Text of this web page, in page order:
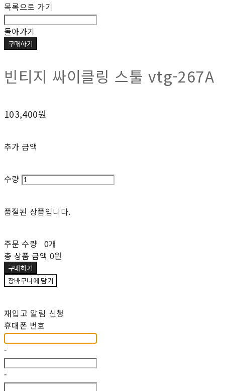
목록으로 가기
돌아가기
구매하기
빈티지 싸이클링 스툴 vtg-267A
103,400원
추가 금액
수량
품절된 상품입니다.
주문 수량 0개
총 상품 금액 0원
구매하기
장바구니에 담기
재입고 알림 신청
휴대폰 번호
-
-